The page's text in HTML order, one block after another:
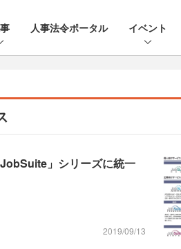
人事法令ポータル イベント
」シリーズに統一
2019/09/13